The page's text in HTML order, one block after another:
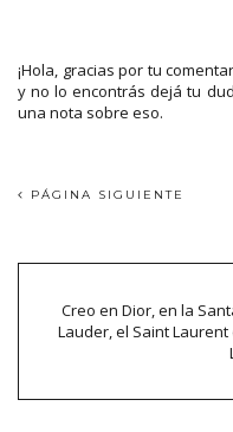
¡Hola, gracias por tu
y no lo encontrás dejá tu
una nota sobre eso.
PÁGINA SIGUIENTE
Creo en Dior, en la
Lauder, el Saint